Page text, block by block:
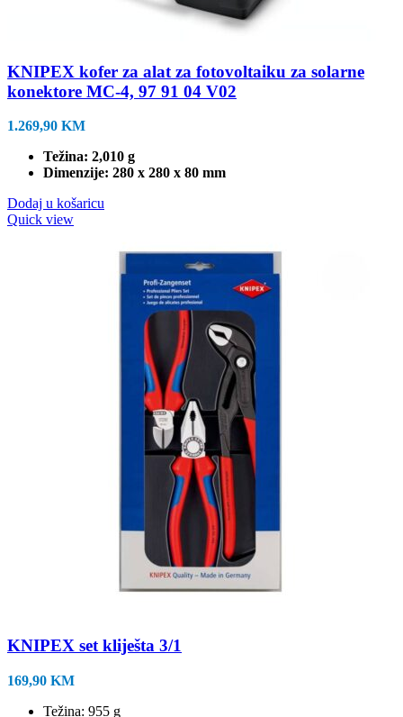
KNIPEX kofer za alat za fotovoltaiku za solarne
konektore MC-4, 97 91 04 V02
1.269,90 KM
Težina: 2,010 g
Dimenzije: 280 x 280 x 80 mm
Dodaj u košaricu
Quick view
KNIPEX set kliješta 3/1
169,90 KM
Težina: 955 g